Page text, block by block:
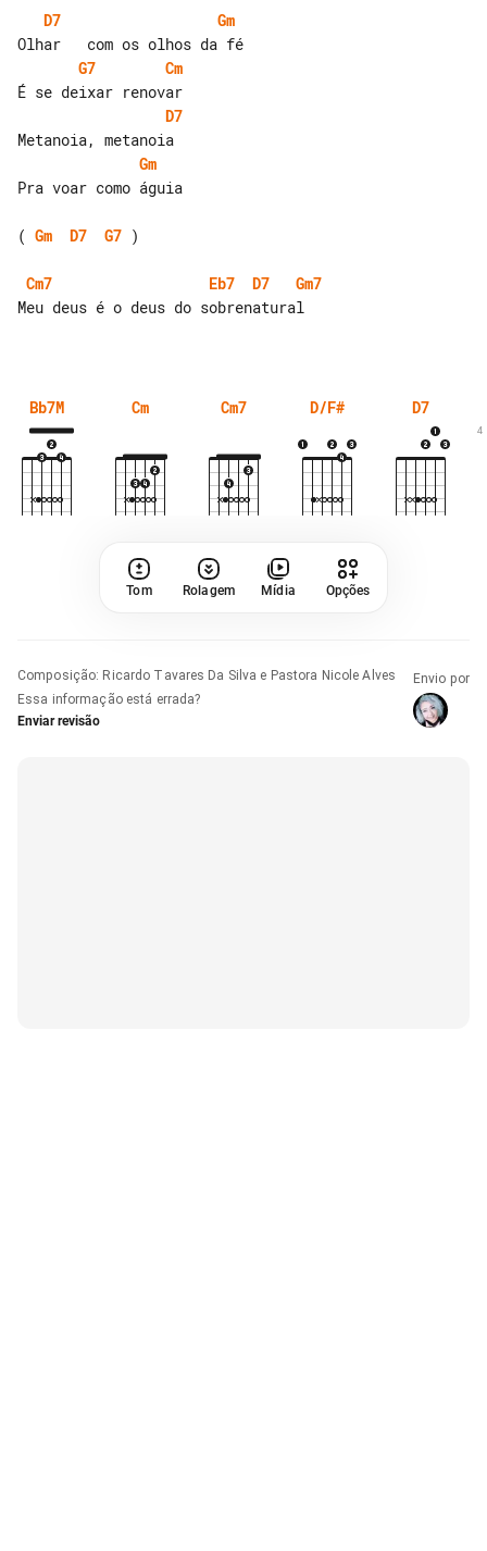
D7
Gm
G7
Cm
D7
Gm
Pra voar como águia
( Gm D7 G7 )
Cm7 Eb7 D7
Gm7
Meu deus é o deus do sobrenatural
Bb7M Cm Cm7 D/F# D7
4
Tom Rolagem Mídia Opções
Composição: Ricardo Tavares Da Silva e Pastora Nicole Alves
Essa informação está errada?
Enviar revisão
Envio por